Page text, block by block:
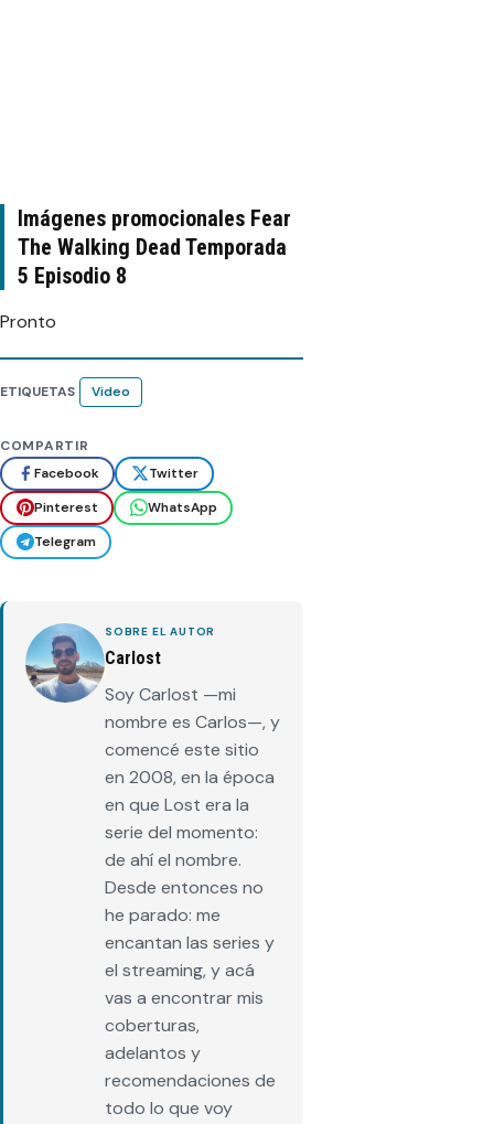
Imágenes promocionales Fear
The Walking Dead Temporada
5 Episodio 8
Pronto
ETIQUETAS Video
COMPARTIR
Facebook
Twitter
Pinterest
WhatsApp
Telegram
SOBRE EL AUTOR
Carlost
Soy Carlost —mi
nombre es Carlos—, y
comencé este sitio
en 2008, en la época
en que Lost era la
serie del momento:
de ahí el nombre.
Desde entonces no
he parado: me
encantan las series y
el streaming, y acá
vas a encontrar mis
coberturas,
adelantos y
recomendaciones de
todo lo que voy